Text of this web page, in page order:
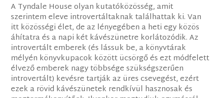
A Tyndale House olyan kutatóközösség, amit
szerintem eleve introvertáltaknak találhattak ki. Van
itt közösségi élet, de az lényegében a heti egy közös
áhítatra és a napi két kávészünetre korlátozódik. Az
introvertált emberek (és lássuk be, a könyvtárak
mélyén könyvkupacok között ücsörgő és ezt módfelett
élvező emberek nagy többsége szükségszerűen
introvertált) kevésre tartják az üres csevegést, ezért
ezek a rövid kávészünetek rendkívül hasznosak és